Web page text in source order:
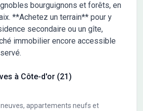
bourguignons et forêts, en
**Achetez un terrain** pour y
secondaire ou un gîte,
immobilier encore accessible
à Côte-d'or (21)
appartements neufs et